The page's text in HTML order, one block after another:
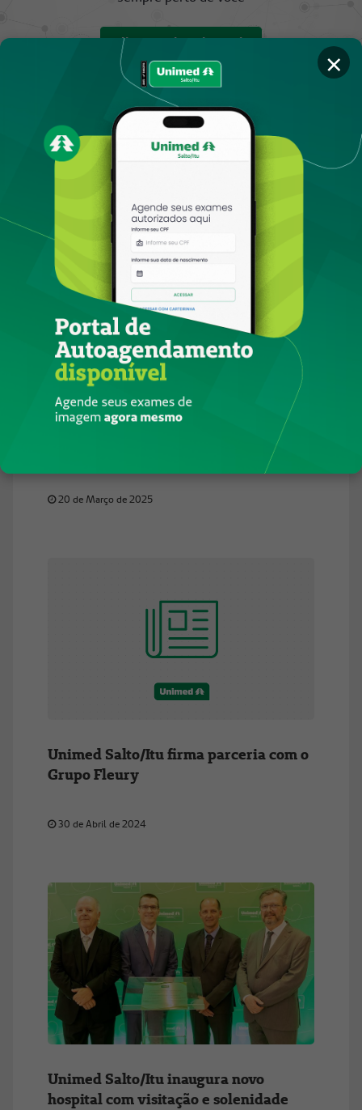
×
Clique aqui e saiba mais
Notícias
Passo a passo de como acessar o
Demonstrativo para Imposto de Renda
2024
20 de Março de 2025
Unimed Salto/Itu firma parceria com o
Grupo Fleury
30 de Abril de 2024
Unimed Salto/Itu inaugura novo
hospital com visitação e solenidade